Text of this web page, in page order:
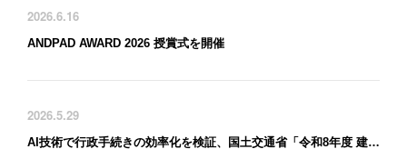
2026.6.16
ANDPAD AWARD 2026 授賞式を開催
2026.5.29
AI技術で行政手続きの効率化を検証、国土交通省「令和8年度 建築行政DX総合推進事業」に採択